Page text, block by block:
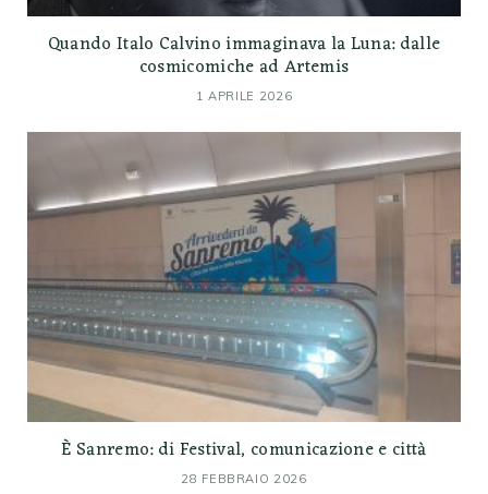
Quando Italo Calvino immaginava la Luna: dalle
cosmicomiche ad Artemis
1 APRILE 2026
È Sanremo: di Festival, comunicazione e città
28 FEBBRAIO 2026